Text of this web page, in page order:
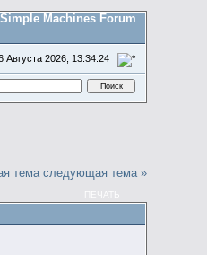
Августа 2026, 13:34:24
тема следующая тема »
ПЕЧАТЬ